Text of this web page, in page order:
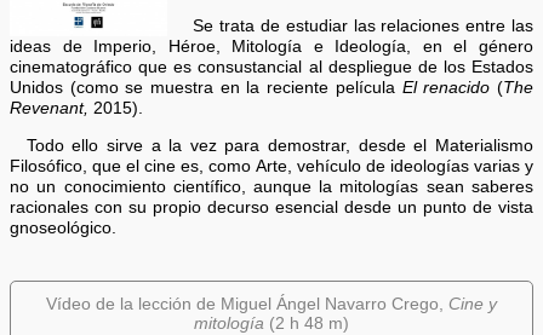
Se trata de estudiar las relaciones entre las
ideas de Imperio, Héroe, Mitología e Ideología, en el género
cinematográfico que es consustancial al despliegue de los Estados
Unidos (como se muestra en la reciente película El renacido (The
Revenant, 2015).
Todo ello sirve a la vez para demostrar, desde el Materialismo
Filosófico, que el cine es, como Arte, vehículo de ideologías varias y
no un conocimiento científico, aunque la mitologías sean saberes
racionales con su propio decurso esencial desde un punto de vista
gnoseológico.
Vídeo de la lección de Miguel Ángel Navarro Crego, Cine y
mitología (2 h 48 m)